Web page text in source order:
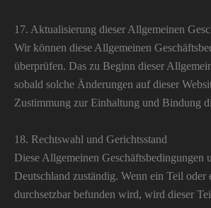
17. Aktualisierung dieser Allgemeinen
Wir können diese Allgemeinen
überprüfen. Das zu Beginn dieser
sobald solche Änderungen auf dieser
Zustimmung zur Einhaltung und Bindung
18. Rechtswahl und Gerichtsstand
Diese Allgemeinen
Deutschland zuständig. Wenn ein Teil
durchsetzbar befunden wird, wird dieser